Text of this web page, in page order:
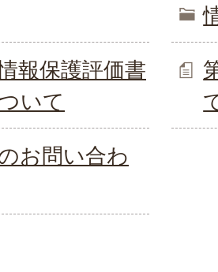
報保護評価書
いて
お問い合わ